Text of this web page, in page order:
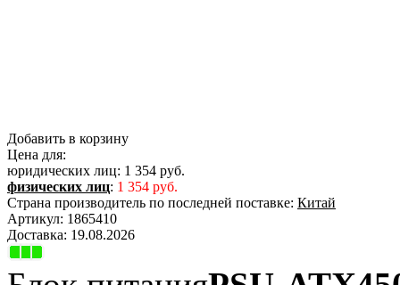
Добавить в корзину
Цена для:
юридических лиц: 1 354 руб.
физических лиц: 1 354 руб.
Страна производитель по последней поставке: Китай
Артикул: 1865410
Доставка: 19.08.2026